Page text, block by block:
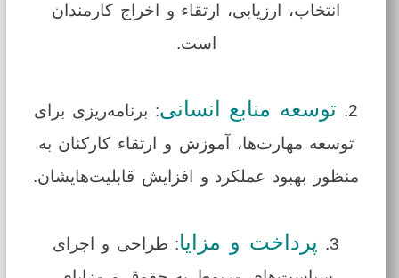
انتخاب، ارزیابی، ارتقاء و اخراج کارمندان
است.
توسعه منابع انسانی: برنامه‌ریزی برای
توسعه مهارت‌ها، آموزش و ارتقاء کارکنان به
منظور بهبود عملکرد و افزایش قابلیت‌هایشان.
پرداخت و مزایا
: طراحی و اجرای